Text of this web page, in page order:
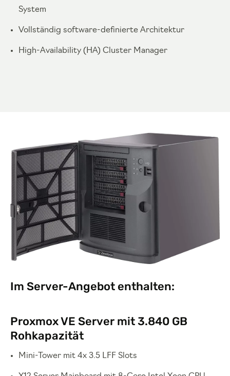
System
Vollständig software-definierte Architektur
High-Availability (HA) Cluster Manager
Im Server-Angebot enthalten:
Proxmox VE Server mit 3.840 GB
Rohkapazität
Mini-Tower mit 4x 3.5 LFF Slots